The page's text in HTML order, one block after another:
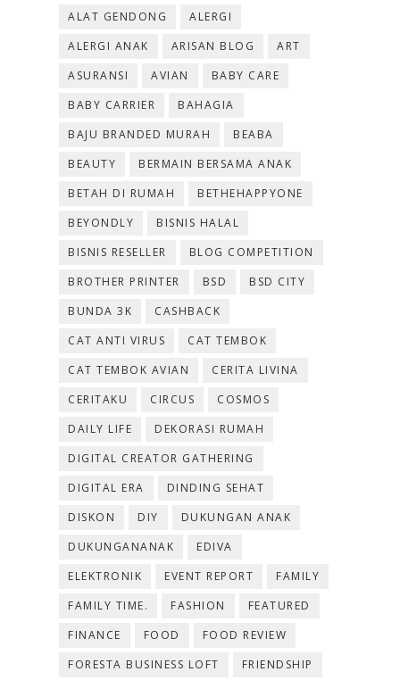
ALAT GENDONG
ALERGI
ALERGI ANAK
ARISAN BLOG
ART
ASURANSI
AVIAN
BABY CARE
BABY CARRIER
BAHAGIA
BAJU BRANDED MURAH
BEABA
BEAUTY
BERMAIN BERSAMA ANAK
BETAH DI RUMAH
BETHEHAPPYONE
BEYONDLY
BISNIS HALAL
BISNIS RESELLER
BLOG COMPETITION
BROTHER PRINTER
BSD
BSD CITY
BUNDA 3K
CASHBACK
CAT ANTI VIRUS
CAT TEMBOK
CAT TEMBOK AVIAN
CERITA LIVINA
CERITAKU
CIRCUS
COSMOS
DAILY LIFE
DEKORASI RUMAH
DIGITAL CREATOR GATHERING
DIGITAL ERA
DINDING SEHAT
DISKON
DIY
DUKUNGAN ANAK
DUKUNGANANAK
EDIVA
ELEKTRONIK
EVENT REPORT
FAMILY
FAMILY TIME.
FASHION
FEATURED
FINANCE
FOOD
FOOD REVIEW
FORESTA BUSINESS LOFT
FRIENDSHIP